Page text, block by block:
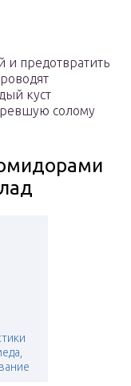
и предотвратить
куст
солому